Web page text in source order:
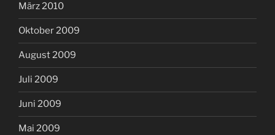
März 2010
Oktober 2009
August 2009
Juli 2009
Juni 2009
Mai 2009